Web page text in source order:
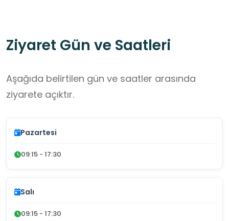
Ziyaret Gün ve Saatleri
Aşağıda belirtilen gün ve saatler arasında
ziyarete açıktır.
Pazartesi
09:15 - 17:30
Salı
09:15 - 17:30